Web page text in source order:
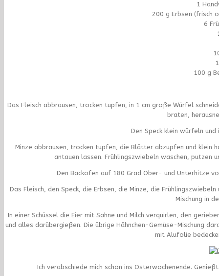
1
200 g Erbsen (frisch
6
100 g
Das Fleisch abbrausen, trocken tupfen, in 1 cm große Würfel
braten,
Den Speck klein würfeln
Minze abbrausen, trocken tupfen, die Blätter abzupfen und klein
antauen lassen. Frühlingszwiebeln waschen, putzen
Den Backofen auf 180 Grad Ober- und Unterhitze
Das Fleisch, den Speck, die Erbsen, die Minze, die
Mischung in
In einer Schüssel die Eier mit Sahne und Milch verquirlen, den
und alles darübergießen. Die übrige Hähnchen-Gemüse-Mischung
mit Alufolie
Ich verabschiede mich schon ins Osterwochenende.